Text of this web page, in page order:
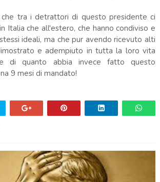
che tra i detrattori di questo presidente ci
Italia che all'estero, che hanno condiviso e
ideali, ma che pur avendo ricevuto alti
e adempiuto in tutta la loro vita
di quanto abbia invece fatto questo
9 mesi di mandato!